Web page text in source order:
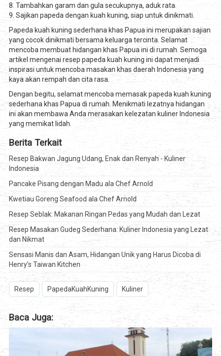
8. Tambahkan garam dan gula secukupnya, aduk rata.
9. Sajikan papeda dengan kuah kuning, siap untuk dinikmati.
Papeda kuah kuning sederhana khas Papua ini merupakan sajian
yang cocok dinikmati bersama keluarga tercinta. Selamat
mencoba membuat hidangan khas Papua ini di rumah. Semoga
artikel mengenai resep papeda kuah kuning ini dapat menjadi
inspirasi untuk mencoba masakan khas daerah Indonesia yang
kaya akan rempah dan cita rasa.
Dengan begitu, selamat mencoba memasak papeda kuah kuning
sederhana khas Papua di rumah. Menikmati lezatnya hidangan
ini akan membawa Anda merasakan kelezatan kuliner Indonesia
yang memikat lidah.
Berita Terkait
Resep Bakwan Jagung Udang, Enak dan Renyah - Kuliner
Indonesia
Pancake Pisang dengan Madu ala Chef Arnold
Kwetiau Goreng Seafood ala Chef Arnold
Resep Seblak: Makanan Ringan Pedas yang Mudah dan Lezat
Resep Masakan Gudeg Sederhana: Kuliner Indonesia yang Lezat
dan Nikmat
Sensasi Manis dan Asam, Hidangan Unik yang Harus Dicoba di
Henry’s Taiwan Kitchen
Resep PapedaKuahKuning Kuliner
Baca Juga: